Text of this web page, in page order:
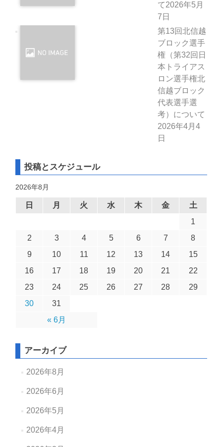
て2026年5月
7日
第13回北信越
ブロック選手
権（第32回日
本トライアス
ロン選手権北
信越ブロック
代表選手選
考）について
2026年4月4
日
投稿とスケジュール
2026年8月
日 月 火 水 木 金 土
« 6月
1
2
3 4 5 6 7
8
9
10 11 12 13 14
15
16
17 18 19 20 21
22
23
24 25 26 27 28
29
30
31
アーカイブ
2026年8月
2026年6月
2026年5月
2026年4月